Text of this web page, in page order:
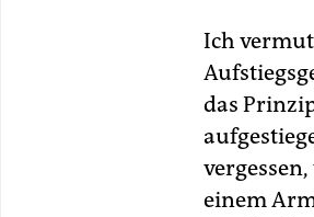
Ich
das
einem